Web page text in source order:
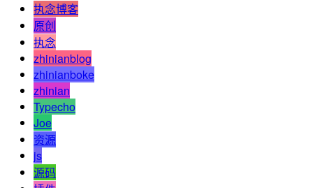
执念博客
原创
执念
zhinianblog
zhinianboke
zhinian
Typecho
Joe
资源
js
源码